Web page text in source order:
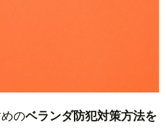
のベランダ防犯対策方法を